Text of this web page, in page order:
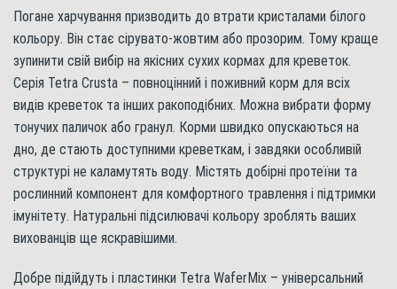
Погане харчування призводить до втрати кристалами білого
кольору. Він стає сірувато-жовтим або прозорим. Тому краще
зупинити свій вибір на якісних сухих кормах для креветок.
Серія Tetra Crusta – повноцінний і поживний корм для всіх
видів креветок та інших ракоподібних. Можна вибрати форму
тонучих паличок або гранул. Корми швидко опускаються на
дно, де стають доступними креветкам, і завдяки особливій
структурі не каламутять воду. Містять добірні протеїни та
рослинний компонент для комфортного травлення і підтримки
імунітету. Натуральні підсилювачі кольору зроблять ваших
вихованців ще яскравішими.
Добре підійдуть і пластинки Tetra WaferMix – універсальний